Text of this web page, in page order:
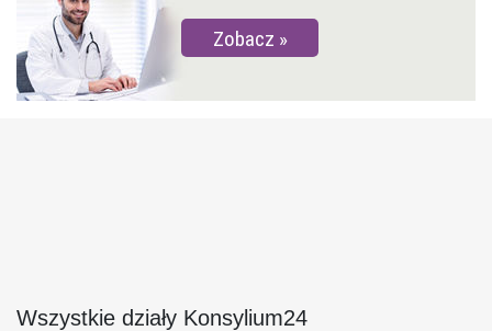
Zobacz
Wszystkie działy Konsylium24